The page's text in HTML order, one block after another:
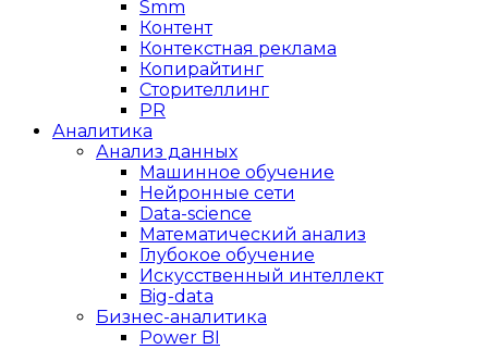
Smm
Контент
Контекстная реклама
Копирайтинг
Сторителлинг
PR
Аналитика
Анализ данных
Машинное обучение
Нейронные сети
Data-science
Математический анализ
Глубокое обучение
Искусственный интеллект
Big-data
Бизнес-аналитика
Power BI